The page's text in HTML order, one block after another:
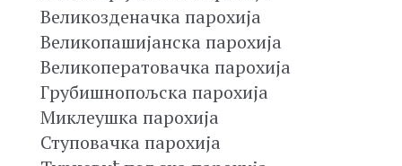
Великозденачка парохија
Великопашијанска парохија
Великоператовачка парохија
Грубишнопољска парохија
Миклеушка парохија
Ступовачка парохија